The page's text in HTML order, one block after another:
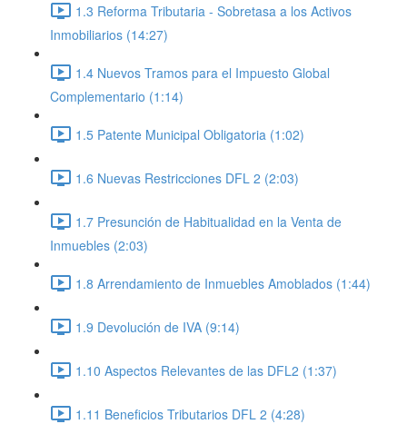
1.3 Reforma Tributaria - Sobretasa a los Activos
Inmobiliarios (14:27)
1.4 Nuevos Tramos para el Impuesto Global
Complementario (1:14)
1.5 Patente Municipal Obligatoria (1:02)
1.6 Nuevas Restricciones DFL 2 (2:03)
1.7 Presunción de Habitualidad en la Venta de
Inmuebles (2:03)
1.8 Arrendamiento de Inmuebles Amoblados (1:44)
1.9 Devolución de IVA (9:14)
1.10 Aspectos Relevantes de las DFL2 (1:37)
1.11 Beneficios Tributarios DFL 2 (4:28)